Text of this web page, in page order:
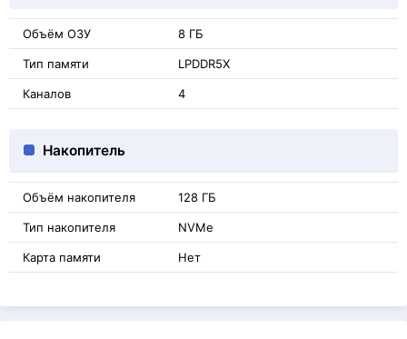
Объём ОЗУ 8 ГБ
Тип памяти LPDDR5X
Каналов 4
Накопитель
Объём накопителя 128 ГБ
Тип накопителя NVMe
Карта памяти Нет